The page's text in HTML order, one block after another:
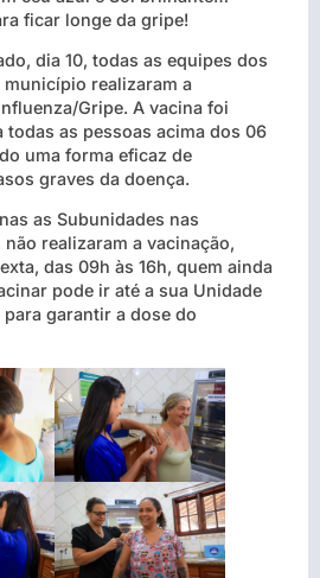
ficar longe da gripe!
dia 10, todas as equipes dos
município realizaram a
Gripe. A vacina foi
as pessoas acima dos 06
uma forma eficaz de
graves da doença.
as Subunidades nas
realizaram a vacinação,
das 09h às 16h, quem ainda
pode ir até a sua Unidade
para garantir a dose do